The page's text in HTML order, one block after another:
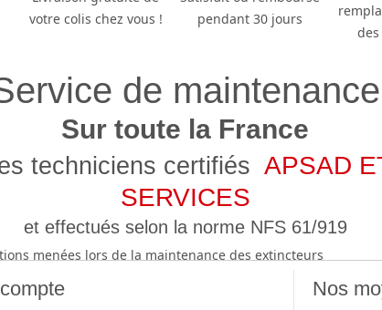
votre colis chez vous !
pendant 30 jours
de maintenance
Sur toute la France
techniciens certifiés APSAD
SERVICES
et effectués selon la norme NFS 61/919
menées lors de la maintenance des extincteurs
Nos